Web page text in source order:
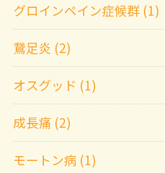
グロインペイン症候群 (1)
鵞足炎 (2)
オスグッド (1)
成長痛 (2)
モートン病 (1)